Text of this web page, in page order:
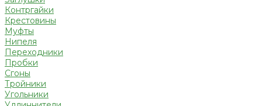
Контргайки
Крестовины
Муфты
Нипеля
Переходники
Пробки
Сгоны
Тройники
Угольники